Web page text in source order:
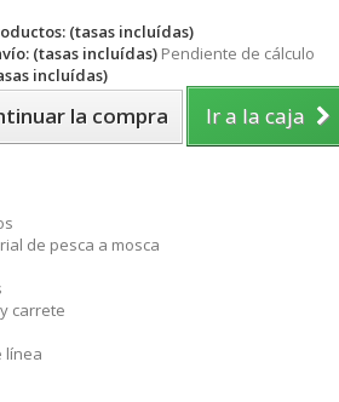
(tasas incluídas)
(tasas incluídas) Pendiente de cálculo
incluídas)
la compra Ir a la caja
de pesca a mosca
carrete
línea